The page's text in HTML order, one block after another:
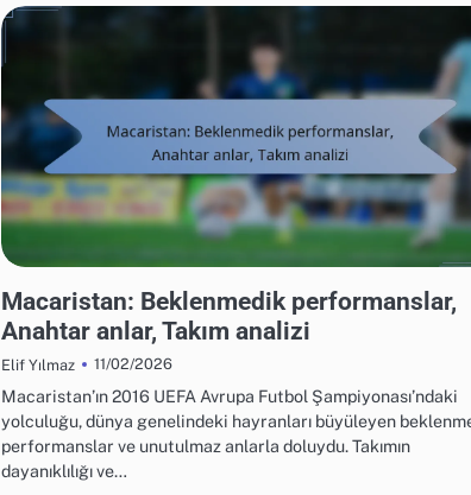
Macaristan: Beklenmedik performanslar,
Anahtar anlar, Takım analizi
Elif Yılmaz 11/02/2026
Macaristan’ın 2016 UEFA Avrupa Futbol Şampiyonası’ndaki
yolculuğu, dünya genelindeki hayranları büyüleyen
performanslar ve unutulmaz anlarla doluydu. Takımın
dayanıklılığı ve…